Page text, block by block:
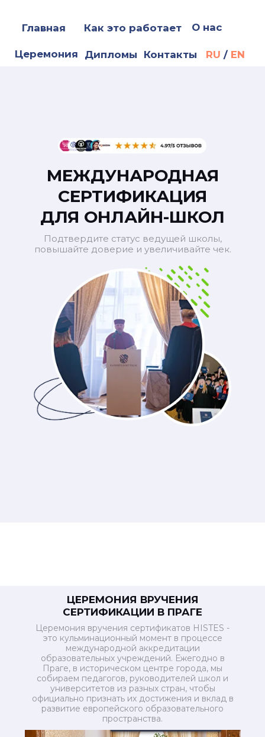
Главная Как это работает О нас
Церемония EN
Контакты
Дипломы
МЕЖДУНАРОДНАЯ
СЕРТИФИКАЦИЯ
ДЛЯ ОНЛАЙН-ШКОЛ
Подтвердите статус ведущей школы,
повышайте доверие и увеличивайте чек.
ЦЕРЕМОНИЯ ВРУЧЕНИЯ
СЕРТИФИКАЦИИ В ПРАГЕ
Церемония вручения сертификатов HISTES -
это кульминационный момент в процессе
международной аккредитации
образовательных учреждений. Ежегодно в
Праге, в историческом центре города, мы
собираем педагогов, руководителей школ и
университетов из разных стран, чтобы
официально признать их достижения и вклад в
развитие европейского образовательного
пространства.